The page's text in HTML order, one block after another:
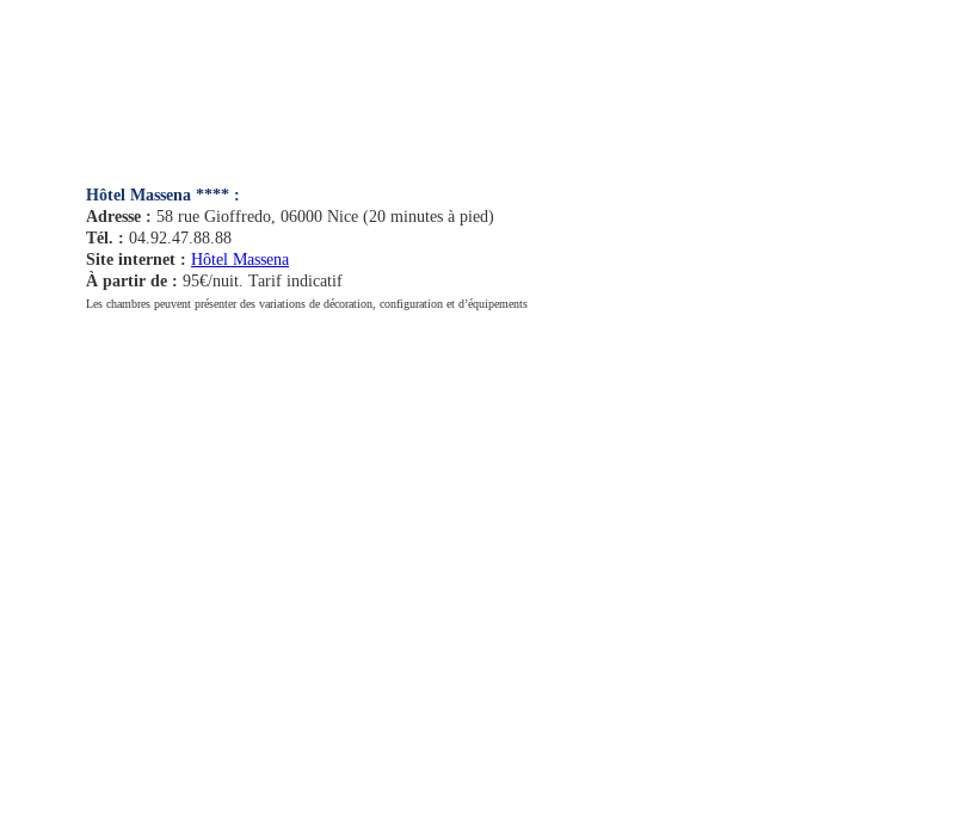
Hôtel Massena **** :
Adresse : 58 rue Gioffredo, 06000 Nice (20 minutes à pied)
Tél. : 04.92.47.88.88
Site internet : Hôtel Massena
À partir de : 95€/nuit. Tarif indicatif
Les chambres peuvent présenter des variations de décoration, configuration et d’équipements